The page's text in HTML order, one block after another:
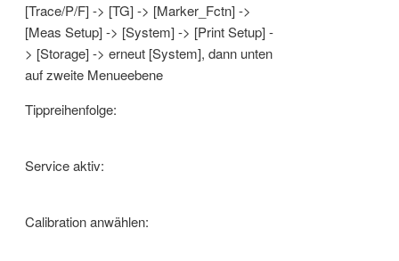
[Trace/P/F] -> [TG] -> [Marker_Fctn] ->
[Meas Setup] -> [System] -> [Print Setup] -
> [Storage] -> erneut [System], dann unten
auf zweite Menueebene
Tippreihenfolge:
Service aktiv:
Calibration anwählen: